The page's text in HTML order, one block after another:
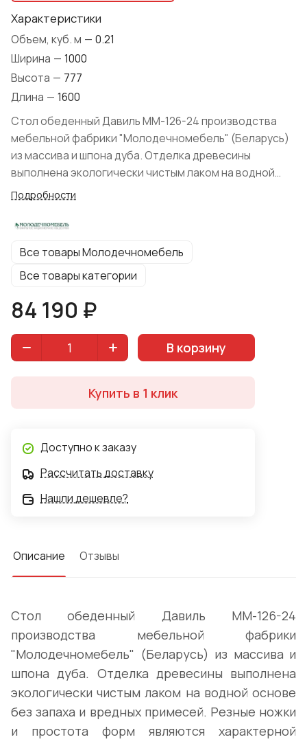
Характеристики
Объем, куб. м — 0.21
Ширина — 1000
Высота — 777
Длина — 1600
Стол обеденный Давиль ММ-126-24 производства
мебельной фабрики "Молодечномебель" (Беларусь)
из массива и шпона дуба. Отделка древесины
выполнена экологически чистым лаком на водной
основе без запаха и вредных примесей. Резные ножки
данного модуля. Благородство и широкое
универсальность. Изделие подойдет для просторной
гостиной, обеденной зоны.
Подробности
Все товары Молодечномебель
Все товары категории
84 190 ₽
В корзину
Купить в 1 клик
Доступно к заказу
Рассчитать доставку
Нашли дешевле?
Описание Отзывы
Стол обеденный Давиль ММ-126-24
производства мебельной фабрики
"Молодечномебель" (Беларусь) из массива и
шпона дуба. Отделка древесины выполнена
экологически чистым лаком на водной основе
без запаха и вредных примесей. Резные ножки
и простота форм являются характерной